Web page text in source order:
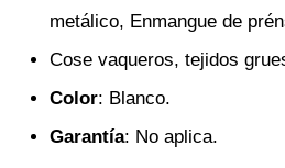
metálico, Enmangue de
Cose vaqueros, tejidos
Color: Blanco.
Garantía: No aplica.